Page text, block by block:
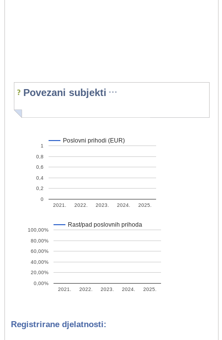
Povezani subjekti ...
Poslovni prihodi (EUR)
2021. 2022. 2023. 2024. 2025.
0
0,2
0,4
0,6
0,8
1
Rast/pad poslovnih prihoda
2021. 2022. 2023. 2024. 2025.
0,00%
20,00%
40,00%
60,00%
80,00%
100,00%
Registrirane djelatnosti: